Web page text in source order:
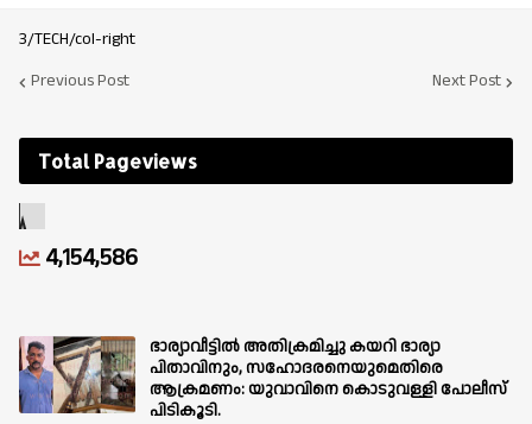
3/TECH/col-right
Previous Post
Next Post
Total Pageviews
4,154,586
ഭാര്യാവീട്ടിൽ അതിക്രമിച്ചു കയറി ഭാര്യാ
പിതാവിനും, സഹോദരനെയുമെതിരെ
ആക്രമണം: യുവാവിനെ കൊടുവള്ളി പോലീസ്
പിടികൂടി.